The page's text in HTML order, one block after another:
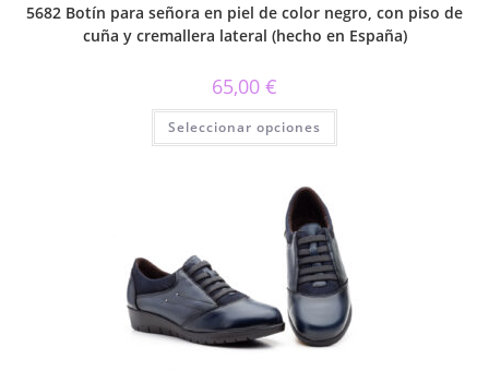
5682 Botín para señora en piel de color negro, con piso de
cuña y cremallera lateral (hecho en España)
65,00 €
Seleccionar opciones
Este
tiene
pueden
elegir
en
la
página
de
producto